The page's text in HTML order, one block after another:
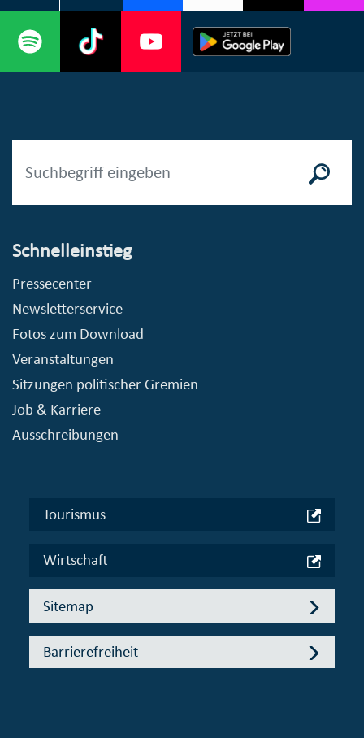
Schnelleinstieg
Pressecenter
Newsletterservice
Fotos zum Download
Veranstaltungen
Sitzungen politischer Gremien
Job & Karriere
Ausschreibungen
Tourismus
Wirtschaft
Sitemap
Barrierefreiheit